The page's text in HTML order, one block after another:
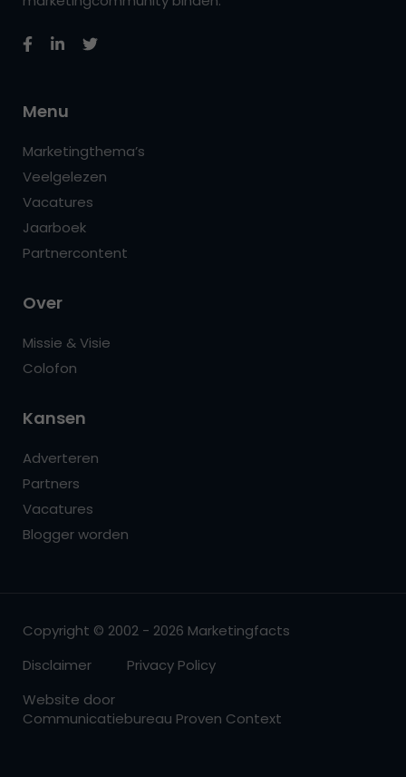
Menu
Marketingthema’s
Veelgelezen
Vacatures
Jaarboek
Partnercontent
Over
Missie & Visie
Colofon
Kansen
Adverteren
Partners
Vacatures
Blogger worden
Copyright © 2002 - 2026 Marketingfacts
Disclaimer
Privacy Policy
Website door
Communicatiebureau Proven Context